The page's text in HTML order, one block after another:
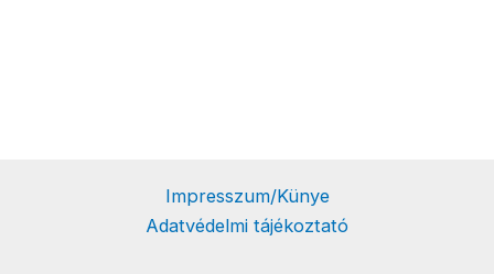
Impresszum/Künye
Adatvédelmi tájékoztató